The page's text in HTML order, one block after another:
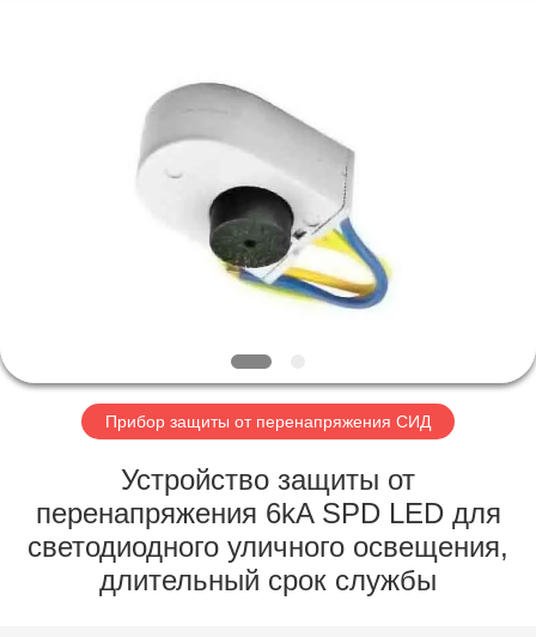
ГЛАВНАЯ
СТРАНИЦА
ПРОДУКЦИЯ
КОМПАНИИ
НАША
ФАБРИКА
КОНТРОЛЬ
КАЧЕСТВА
Прибор защиты от перенапряжения СИД
Устройство защиты от
перенапряжения 6kA SPD LED для
светодиодного уличного освещения,
длительный срок службы